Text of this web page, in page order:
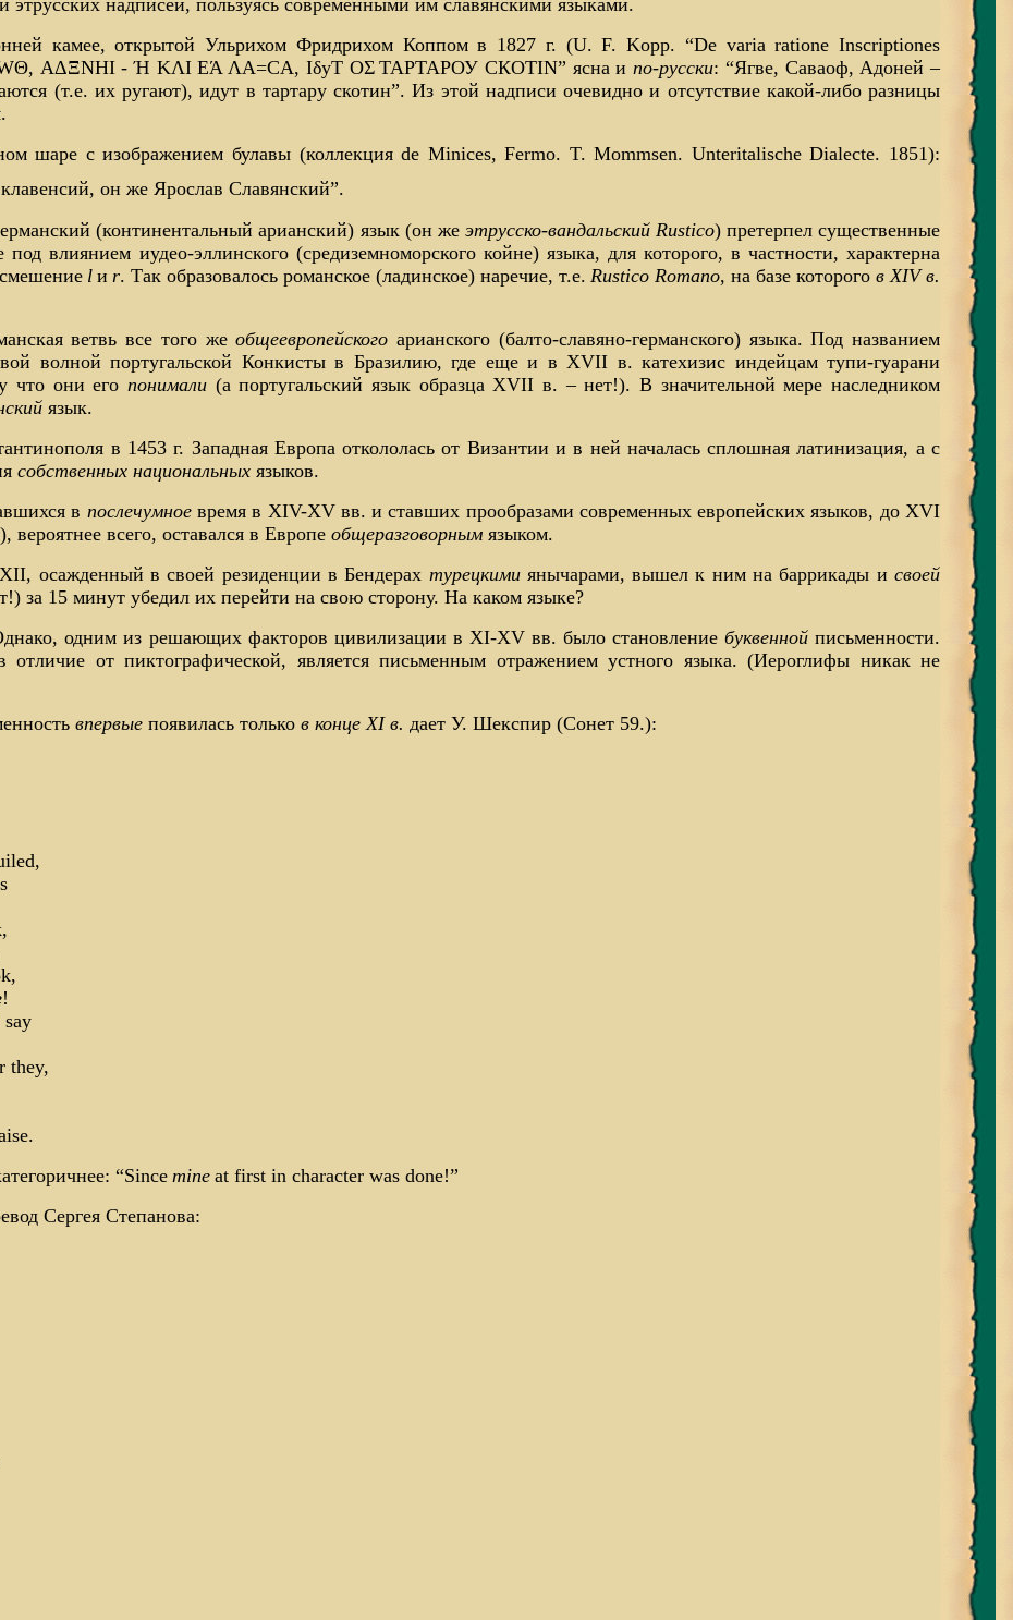
этрусских надписей, пользуясь современными им славянскими языками.
камее, открытой Ульрихом Фридрихом Коппом в 1827 г. (U. F. Kopp. “De varia ratione Inscriptiones
, AΔΞNHI - Ή KΛI EΆ ΛA=CA, IδyT OΣ ТАРТАРОУ СКОТIN” ясна ипо-русски: “Ягве, Саваоф, Адоней –
(т.е. их ругают), идут в тартару скотин”. Из этой надписи очевидно и отсутствие какой-либо разницы
шаре с изображением булавы (коллекция de Minices, Fermo. T. Mommsen. Unteritalische Dialecte. 1851):
он же Ярослав Славянский”.
(континентальный арианский) язык (он же этрусcко-вандальский Rustico) претерпел существенные
влиянием иудео-эллинского (средиземноморского койне) языка, для которого, в частности, характерна
l и r. Так образовалось романское (ладинское) наречие, т.е. Rustico Romano, на базе которого в XIV в.
ветвь все того жеобщеевропейского арианского (балто-славяно-германского) языка. Под названием
волной португальской Конкисты в Бразилию, где еще и в XVII в. катехизис индейцам тупи-гуарани
что они его понимали (а португальский язык образца XVII в. – нет!). В значительной мере наследником
язык.
в 1453 г. Западная Европа откололась от Византии и в ней началась сплошная латинизация, а с
собственных национальных языков.
в послечумноевремя в XIV-XV вв. и ставших прообразами современных европейских языков, до XVI
вероятнее всего, оставался в Европе общеразговорным языком.
осажденный в своей резиденции в Бендерах турецкимиянычарами, вышел к ним на баррикады исвоей
за 15 минут убедил их перейти на свою сторону. На каком языке?
одним из решающих факторов цивилизации в XI-XV вв. было становление буквеннойписьменности.
от пиктографической, является письменным отражением устного языка. (Иероглифы никак не
впервые появилась только в конце XI в. дает У. Шекспир (Сонет 59.):
!
they,
“Sincemine at first in character was done!”
Сергея Степанова: